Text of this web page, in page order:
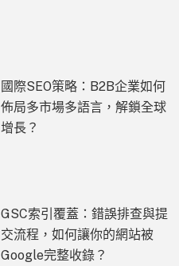
國際SEO策略：B2B企業如何
佈局多市場多語言，解鎖全球
增長？
GSC索引覆蓋：錯誤排查與提
交流程，如何讓你的網站被
Google完整收錄？